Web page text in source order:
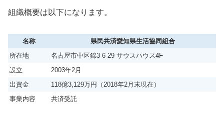
組織概要は以下になります。
名称
県民共済愛知県生活協同組合
所在地
名古屋市中区錦3-6-29 サウスハウス4F
設立
2003年2月
出資金
118億3,129万円（2018年2月末現在）
事業内容
共済受託